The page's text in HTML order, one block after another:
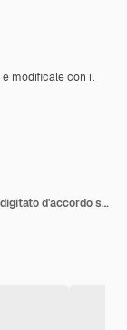
e modificale con il
Concetto di affari con blocchi di legno con digitato d'accordo su di esso